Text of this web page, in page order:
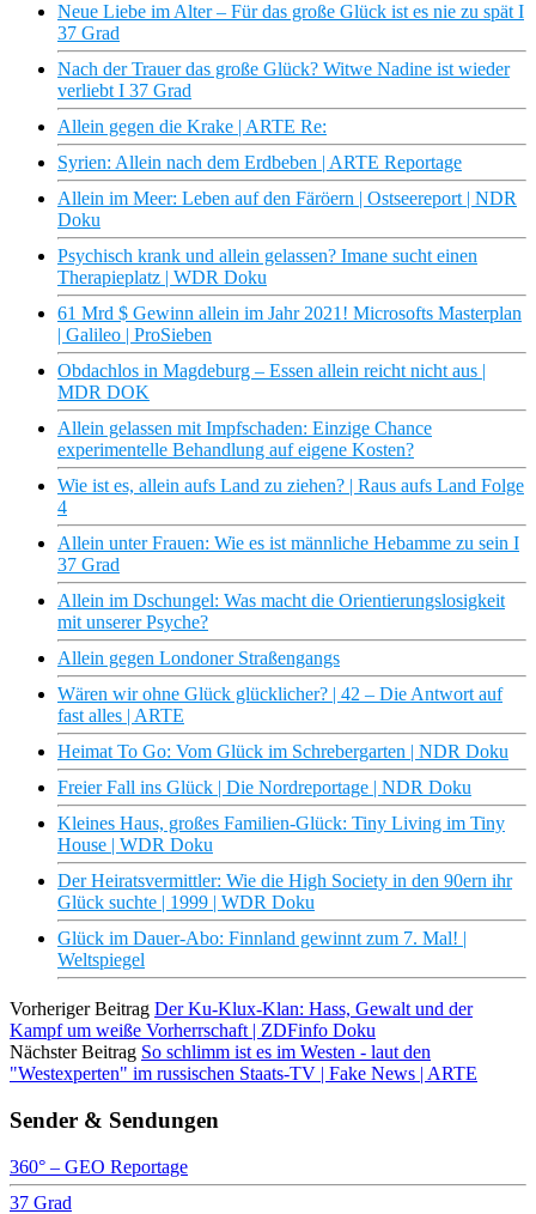
Neue Liebe im Alter – Für das große Glück ist es nie zu spät I
37 Grad
Nach der Trauer das große Glück? Witwe Nadine ist wieder
verliebt I 37 Grad
Allein gegen die Krake | ARTE Re:
Syrien: Allein nach dem Erdbeben | ARTE Reportage
Allein im Meer: Leben auf den Färöern | Ostseereport | NDR
Doku
Psychisch krank und allein gelassen? Imane sucht einen
Therapieplatz | WDR Doku
61 Mrd $ Gewinn allein im Jahr 2021! Microsofts Masterplan
| Galileo | ProSieben
Obdachlos in Magdeburg – Essen allein reicht nicht aus |
MDR DOK
Allein gelassen mit Impfschaden: Einzige Chance
experimentelle Behandlung auf eigene Kosten?
Wie ist es, allein aufs Land zu ziehen? | Raus aufs Land Folge
4
Allein unter Frauen: Wie es ist männliche Hebamme zu sein I
37 Grad
Allein im Dschungel: Was macht die Orientierungslosigkeit
mit unserer Psyche?
Allein gegen Londoner Straßengangs
Wären wir ohne Glück glücklicher? | 42 – Die Antwort auf
fast alles | ARTE
Heimat To Go: Vom Glück im Schrebergarten | NDR Doku
Freier Fall ins Glück | Die Nordreportage | NDR Doku
Kleines Haus, großes Familien-Glück: Tiny Living im Tiny
House | WDR Doku
Der Heiratsvermittler: Wie die High Society in den 90ern ihr
Glück suchte | 1999 | WDR Doku
Glück im Dauer-Abo: Finnland gewinnt zum 7. Mal! |
Weltspiegel
Vorheriger Beitrag Der Ku-Klux-Klan: Hass, Gewalt und der
Kampf um weiße Vorherrschaft | ZDFinfo Doku
Nächster Beitrag So schlimm ist es im Westen - laut den
"Westexperten" im russischen Staats-TV | Fake News | ARTE
Sender & Sendungen
360° – GEO Reportage
37 Grad